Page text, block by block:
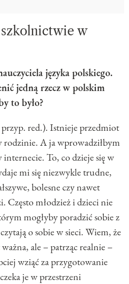
w
języka polskiego.
jedną rzecz w polskim
to było?
red.). Istnieje przedmiot
rodzinie. A ja wprowadziłbym
To, co dzieje się w
mi się niezwykle trudne,
bolesne czy nawet
Często młodzież i dzieci nie
mogłyby poradzić sobie z
o sobie w sieci. Wiem, że
ale – patrząc realnie –
wziąć za przygotowanie
je w przestrzeni